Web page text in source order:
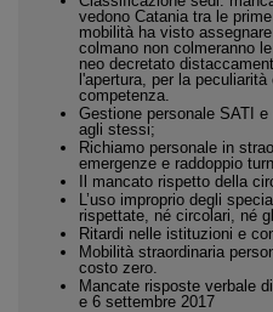
vedono Catania tra le
mobilità ha visto
colmano non colmeranno
neo decretato
l'apertura, per la
competenza.
Gestione personale SATI
agli stessi;
Richiamo personale in
emergenze e raddoppio
Il mancato rispetto della
L’uso improprio degli
rispettate, né circolari, né
Ritardi nelle istituzioni e
Mobilità straordinaria
costo zero.
Mancate risposte verbale
e 6 settembre 2017